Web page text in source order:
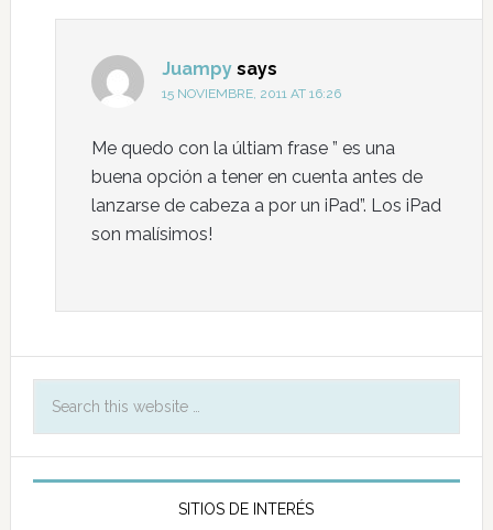
Juampy says
15 NOVIEMBRE, 2011 AT 16:26
Me quedo con la últiam frase ” es una
buena opción a tener en cuenta antes de
lanzarse de cabeza a por un iPad”. Los iPad
son malísimos!
SITIOS DE INTERÉS